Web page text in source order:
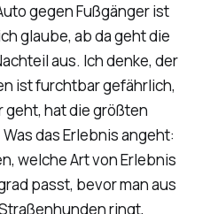
gegen Fußgänger ist
glaube, ab da geht die
aus. Ich denke, der
ist furchtbar gefährlich,
geht, hat die größten
das Erlebnis angeht:
welche Art von Erlebnis
passt, bevor man aus
ringt,